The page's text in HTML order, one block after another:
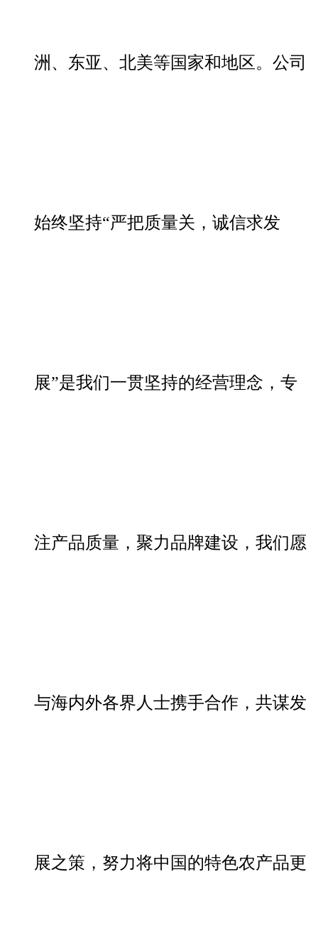
洲、东亚、北美等国家和地区。公司
始终坚持“严把质量关，诚信求发
展”是我们一贯坚持的经营理念，专
注产品质量，聚力品牌建设，我们愿
与海内外各界人士携手合作，共谋发
展之策，努力将中国的特色农产品更